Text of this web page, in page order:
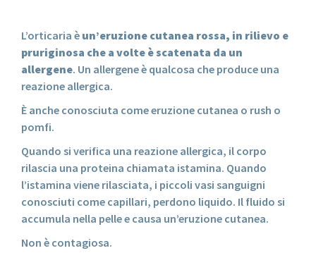
L’orticaria è un’eruzione cutanea rossa, in rilievo e
pruriginosa che a volte è scatenata da un
allergene. Un allergene è qualcosa che produce una
reazione allergica.
È anche conosciuta come eruzione cutanea o rush o
pomfi.
Quando si verifica una reazione allergica, il corpo
rilascia una proteina chiamata istamina. Quando
l’istamina viene rilasciata, i piccoli vasi sanguigni
conosciuti come capillari, perdono liquido. Il fluido si
accumula nella pelle e causa un’eruzione cutanea.
Non è contagiosa.